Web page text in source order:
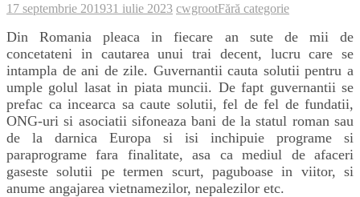
17 septembrie 201931 iulie 2023 cwgrootFără categorie
Din Romania pleaca in fiecare an sute de mii de
concetateni in cautarea unui trai decent, lucru care se
intampla de ani de zile. Guvernantii cauta solutii pentru a
umple golul lasat in piata muncii. De fapt guvernantii se
prefac ca incearca sa caute solutii, fel de fel de fundatii,
ONG-uri si asociatii sifoneaza bani de la statul roman sau
de la darnica Europa si isi inchipuie programe si
paraprograme fara finalitate, asa ca mediul de afaceri
gaseste solutii pe termen scurt, paguboase in viitor, si
anume angajarea vietnamezilor, nepalezilor etc.